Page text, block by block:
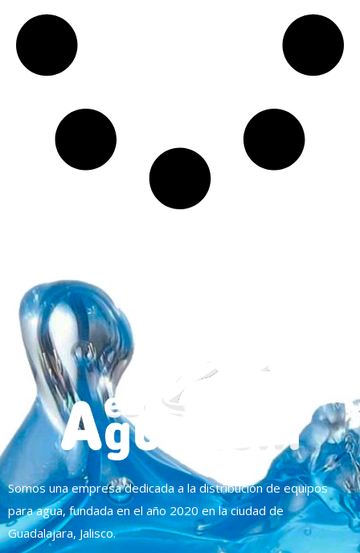
Somos una empresa dedicada a la distribución de equipos
para agua, fundada en el año 2020 en la ciudad de
Guadalajara, Jalisco.